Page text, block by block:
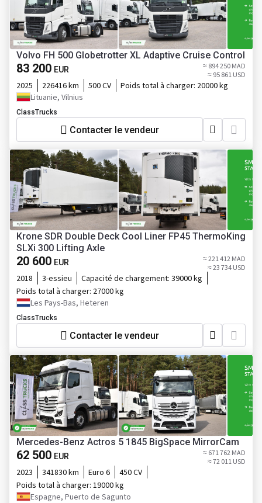
Volvo FH 500 Globetrotter XL Adaptive Cruise Control
83 200 EUR
≈ 894 250 MAD
≈ 95 861 USD
2025 226416 km 500 CV Poids total à charger: 20000 kg
Lituanie, Vilnius
ClassTrucks
Contacter le vendeur
Krone SDR Double Deck Cool Liner FP45 ThermoKing
SLXi 300 Lifting Axle
20 600 EUR
≈ 221 412 MAD
≈ 23 734 USD
2018 3-essieu Capacité de chargement: 39000 kg
Poids total à charger: 27000 kg
Les Pays-Bas, Heteren
ClassTrucks
Contacter le vendeur
Mercedes-Benz Actros 5 1845 BigSpace MirrorCam
62 500 EUR
≈ 671 762 MAD
≈ 72 011 USD
2023 341830 km Euro 6
450 CV
Poids total à charger: 19000 kg
Espagne, Puerto de Sagunto